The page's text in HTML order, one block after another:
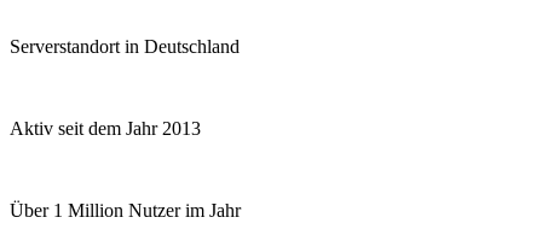
Serverstandort in Deutschland
Aktiv seit dem Jahr 2013
Über 1 Million Nutzer im Jahr